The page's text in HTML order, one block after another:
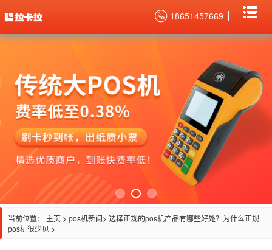
18651457669
当前位置： 主页 > pos机新闻> 选择正规的pos机产品有哪些好处？为什么正规
pos机很少见 >